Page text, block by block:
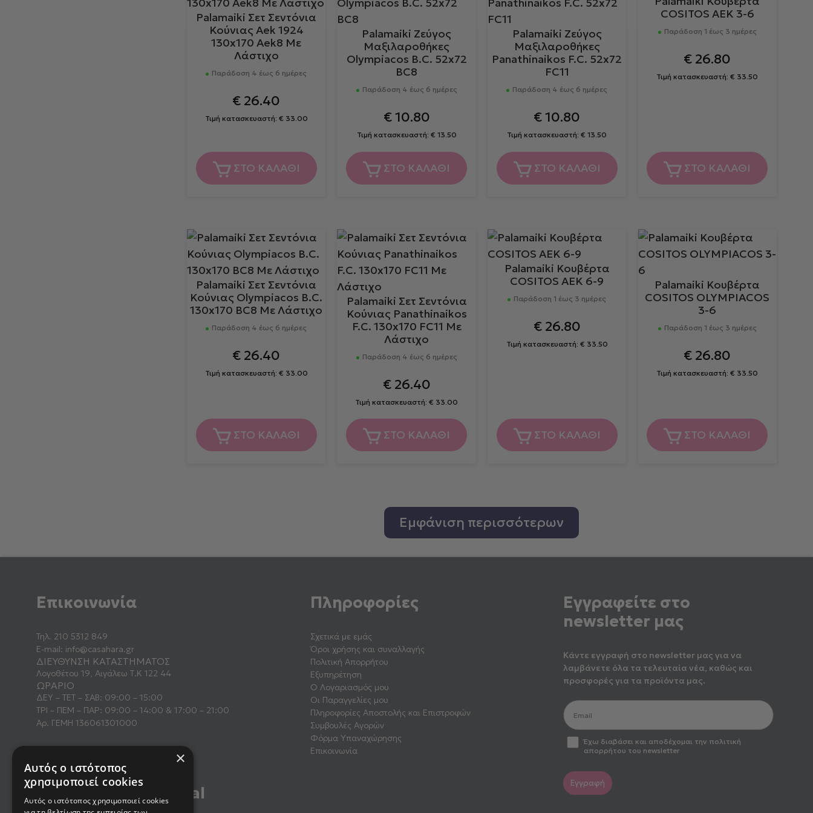
Palamaiki Σετ Σεντόνια
Κούνιας Aek 1924
130x170 Aek8 Με
Λάστιχο
Παράδοση 4 έως 6 ημέρες
€ 26.40
Τιμή κατασκευαστή: € 33.00
ΣΤΟ ΚΑΛΑΘΙ
Palamaiki Ζεύγος
Μαξιλαροθήκες
Olympiacos B.C. 52x72
BC8
Παράδοση 4 έως 6 ημέρες
€10.80
Τιμή κατασκευαστή: € 13.50
ΣΤΟ ΚΑΛΑΘΙ
Palamaiki Ζεύγος
Μαξιλαροθήκες
Panathinaikos F.C. 52x72
FC11
Παράδοση 4 έως 6 ημέρες
€10.80
Τιμή κατασκευαστή:€ 13.50
ΣΤΟ ΚΑΛΑΘΙ
COSITOS AEK 3-6
Παράδοση 1 έως 3 ημέρες
€ 26.80
Τιμή κατασκευαστή:€ 33.50
ΣΤΟ ΚΑΛΑΘΙ
Palamaiki Σετ Σεντόνια
Κούνιας Olympiacos B.C.
130x170 BC8 Με Λάστιχο
Παράδοση 4 έως 6 ημέρες
€ 26.40
Τιμή κατασκευαστή: € 33.00
ΣΤΟ ΚΑΛΑΘΙ
Palamaiki Σετ Σεντόνια
Κούνιας Panathinaikos
F.C. 130x170 FC11 Με
Λάστιχο
Παράδοση 4 έως 6 ημέρες
€26.40
Τιμή κατασκευαστή:€ 33.00
ΣΤΟ ΚΑΛΑΘΙ
Palamaiki Κουβέρτα
COSITOS AEK 6-9
Παράδοση 1 έως 3 ημέρες
€26.80
Τιμή κατασκευαστή: € 33.50
ΣΤΟ ΚΑΛΑΘΙ
Palamaiki Κουβέρτα
COSITOS OLYMPIACOS
3-6
Παράδοση 1 έως 3 ημέρες
€ 26.80
Τιμή κατασκευαστή:€ 33.50
ΣΤΟ ΚΑΛΑΘΙ
Εμφάνιση περισσότερων
Επικοινωνία
Τηλ. 210 5312 849
E-mail: info@casahara.gr
ΔΙΕΥΘΥΝΣΗ ΚΑΤΑΣΤΗΜΑΤΟΣ
Λογοθέτου 19, Αιγάλεω Τ.Κ 122 44
ΩΡΑΡΙΟ
ΔΕΥ – ΤΕΤ – ΣΑΒ: 09:00 – 15:00
ΤΡΙ – ΠΕΜ – ΠΑΡ: 09:00 – 14:00 & 17:00 – 21:00
Αρ. ΓΕΜΗ 136061301000
Βρείτε μας στα social
Πληροφορίες
Σχετικά με εμάς
Όροι χρήσης και συναλλαγής
Πολιτική Απορρήτου
Εξυπηρέτηση
Ο Λογαριασμός μου
Οι Παραγγελίες μου
Πληροφορίες Αποστολής και Επιστροφών
Συμβουλές Αγορών
Φόρμα Υπαναχώρησης
Επικοινωνία
Εγγραφείτε στο
newsletter μας
Κάντε εγγραφή στο newsletter μας για να
λαμβάνετε όλα τα τελευταία νέα, καθώς και
προσφορές για τα προϊόντα μας.
optin2Έχω διαβάσει και αποδέχομαι την πολιτική
απορρήτου του newsletter
Εγγραφή
×
Αυτός ο ιστότοπος
χρησιμοποιεί cookies
Αυτός ο ιστότοπος χρησιμοποιεί cookies